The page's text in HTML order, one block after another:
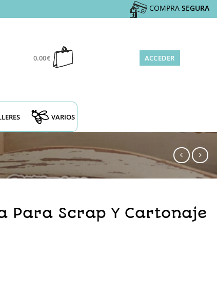
COMPRA SEGURA
0.00€ ACCEDER
VARIOS
Para Scrap Y Cartonaje
– 32×70 Cm cantidad